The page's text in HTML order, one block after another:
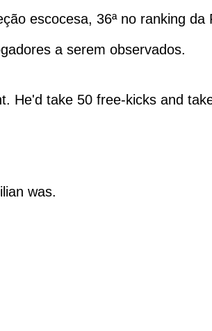
escocesa, 36ª no ranking da
a serem observados.
He'd take 50 free-kicks and
was.